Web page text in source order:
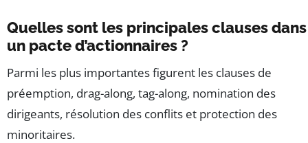
Quelles sont les principales clauses dans
un pacte d’actionnaires ?
Parmi les plus importantes figurent les clauses de
préemption, drag-along, tag-along, nomination des
dirigeants, résolution des conflits et protection des
minoritaires.